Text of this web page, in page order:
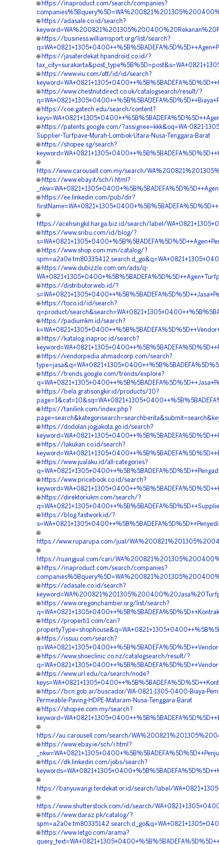
🌐 https://inaproduct.com/search/companies?
🌐 https://adasale.co.id/search?
🌐 https://business.williamsport.org/list/search?
🌐 https://jasaterdekat.hpandroid.co.id/?
🌐 https://www.viu.com/ott/id/id/search?
🌐 https://www.chestnutdirect.co.uk/catalogsearch/result/?
🌐 https://coe.gatech.edu/search/content?
🌐 https://patents.google.com/?assignee=kkk&oq=WA-0821-
Supplier-Turfpave-Murah-Lombok-Utara-Nusa-Tenggara-Barat
🌐 https://shopee.sg/search?
🌐
https://www.carousell.com.my/search/
🌐 https://www.ebay.it/sch/i.html?
🌐 https://ee.linkedin.com/pub/dir?
🌐
https://acehsingkil.harga.biz.id/search/label/
🌐 https://www.sribu.com/id/blog/?
🌐 https://www.shop.com.mm/catalog/?
🌐 https://www.dubizzle.com.om/ads/q-
🌐 https://distributor.web.id/?
🌐 https://toco.id/id/search?
q=product/
🌐 https://padiumkm.id/search?
🌐 https://katalog.inaproc.id/search?
🌐 https://vendorpedia.ahmadcorp.com/search?
🌐 https://trends.google.com/trends/explore?
🌐 https://bela.gratisongkir.id/products/10?
🌐 https://tanilink.com/index.php?
🌐 https://dodolan.jogjakota.go.id/search?
🌐 https://lakukan.co.id/search?
🌐 https://www.jualaku.id/all-categories?
🌐 https://www.pricebook.co.id/search?
🌐 https://direktoriukm.com/search/?
🌐 https://blog.fastwork.id/?
🌐
https://www.ruparupa.com/jual/
🌐
https://ruangjual.com/cari/
🌐 https://inaproduct.com/search/companies?
🌐 https://adasale.co.id/search?
🌐 https://www.oregonchamber.org/list/search?
🌐 https://properti1.com/cari?
🌐 https://issuu.com/search?
🌐 https://www.shoeclinic.co.nz/catalogsearch/result/?
🌐 https://www.url.edu/ca/search/node?
🌐 https://bcn.gob.ar/buscador/WA-0821-1305-0400-Biaya-
Permeable-Paving-HDPE-Mataram-Nusa-Tenggara-Barat
🌐 https://shopee.com.my/search?
🌐
https://au.carousell.com/search/
🌐 https://www.ebay.ie/sch/i.html?
🌐 https://dk.linkedin.com/jobs/search?
🌐
https://banyuwangi.terdekat.or.id/search/label/
🌐
https://www.shutterstock.com/id/search/
🌐 https://www.daraz.pk/catalog/?
🌐 https://www.letgo.com/arama?